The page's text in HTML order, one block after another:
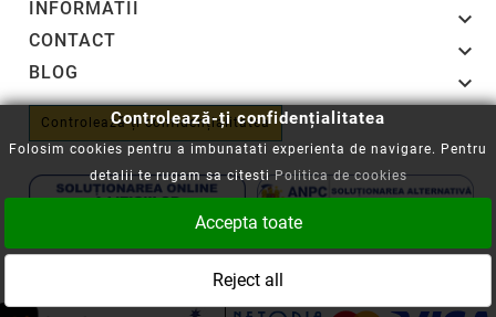
INFORMATII 
CONTACT 
BLOG 
Controlează-ți confidențialitatea
Copyright © 2008-2026 - Cartuseria.ro
Politica SOL
Controlează-ți confidențialitatea
Folosim cookies pentru a imbunatati experienta de navigare. Pentru
detalii te rugam sa citestiPolitica de cookies
Accepta toate
Reject all